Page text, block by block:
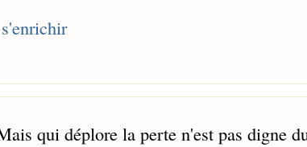
s'enrichir
qui déplore la perte n'est pas digne